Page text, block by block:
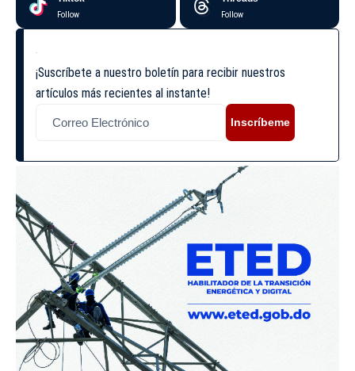
Follow Follow
¡Suscríbete a nuestro boletín para recibir nuestros
artículos más recientes al instante!
Inscríbeme